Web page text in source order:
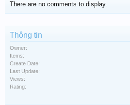
There are no comments to display.
Thông tin
Owner:
Items:
Create Date:
Last Update:
Views:
Rating: